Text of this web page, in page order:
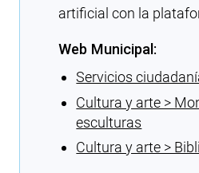
artificial con la
Web Municipal:
Servicios
Cultura y arte >
esculturas
Cultura y arte >